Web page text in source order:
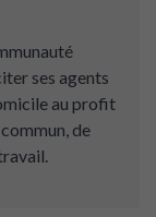
ses agents
au profit
de